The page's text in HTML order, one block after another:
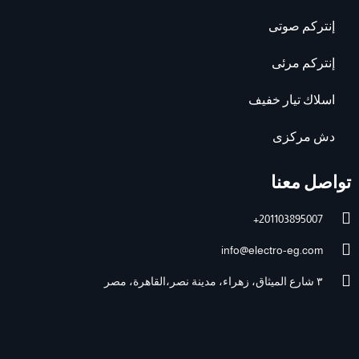
إنتركم صوتى
إنتركم مرئى
اسلاك تيار خفيف
دش مركزى
تواصل معنا
201103895007+
info@electro-eg.com
٣ شارع الميثاق، زهراء، مدينة نصر،القاهرة، مصر